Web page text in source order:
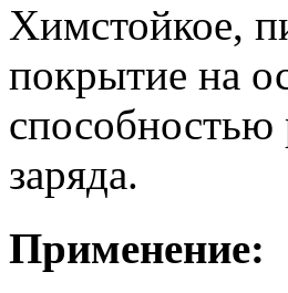
Химстойкое,
покрытие на
способностью
заряда.
Применение: